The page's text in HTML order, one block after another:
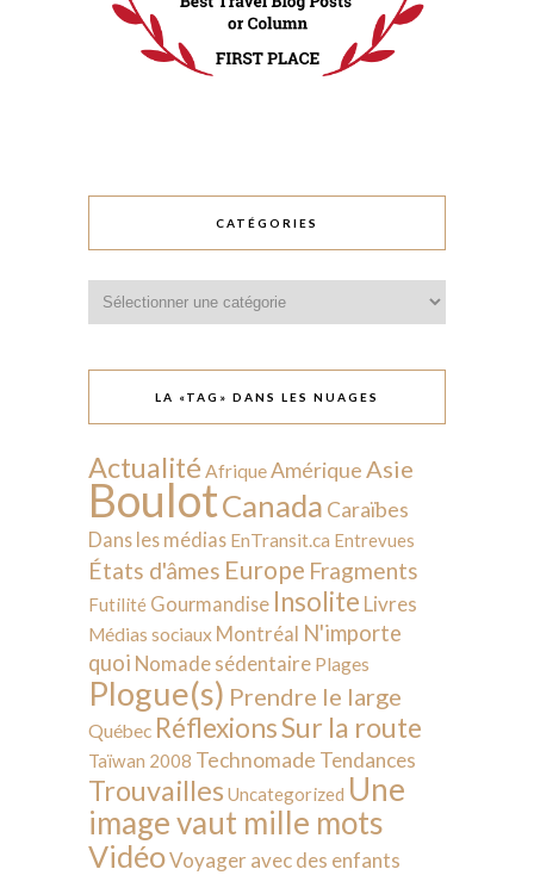
CATÉGORIES
LA «TAG» DANS LES NUAGES
Actualité AfriqueAmérique Asie
BoulotCanada Caraïbes
Dans les médias EnTransit.ca Entrevues
États d'âmes Europe Fragments
Futilité Gourmandise Insolite Livres
Médias sociaux Montréal N'importe
quoi Nomade sédentaire Plages
Plogue(s) Prendre le large
Québec RéflexionsSur la route
Taïwan 2008 Technomade Tendances
Trouvailles Uncategorized Une
image vaut mille mots
VidéoVoyager avec des enfants